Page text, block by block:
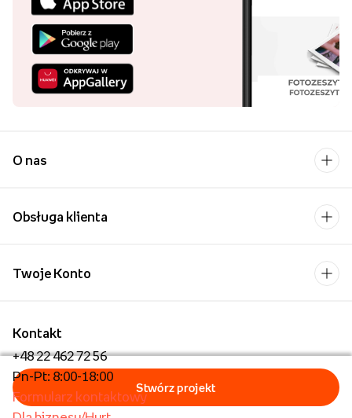
O nas
Obsługa klienta
Kontakt
+48 22 462 72 56
Pn-Pt: 8:00-18:00
Formularz kontaktowy
Twoje Konto